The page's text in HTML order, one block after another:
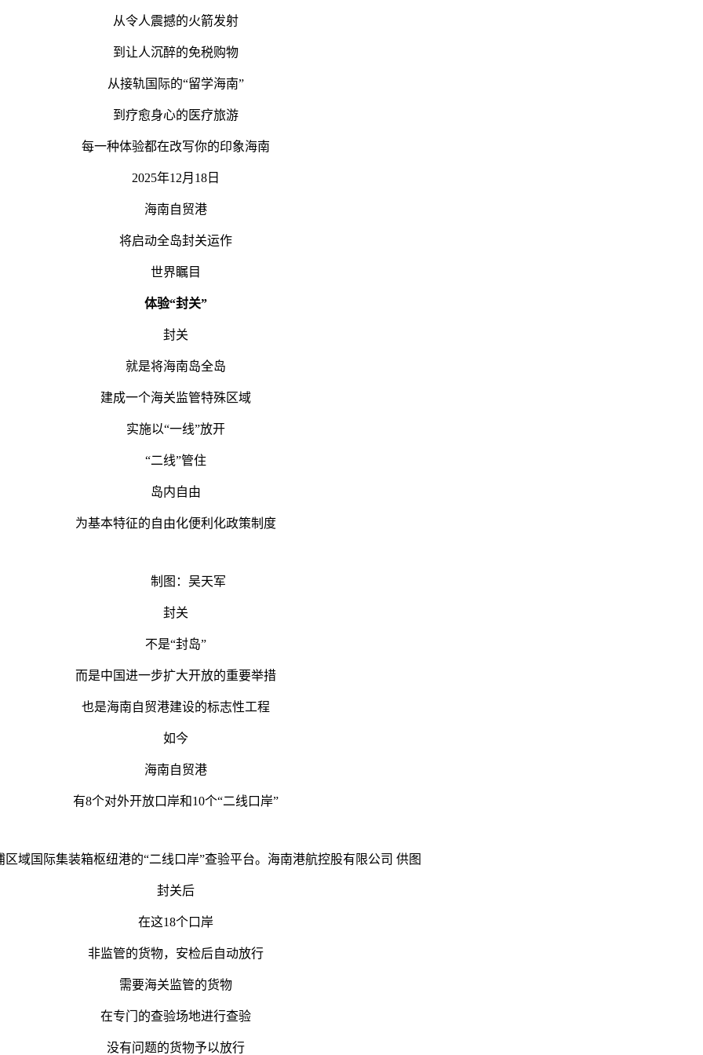
从令人震撼的火箭发射
到让人沉醉的免税购物
从接轨国际的“留学海南”
到疗愈身心的医疗旅游
每一种体验都在改写你的印象海南
2025年12月18日
海南自贸港
将启动全岛封关运作
世界瞩目
体验“封关”
封关
就是将海南岛全岛
建成一个海关监管特殊区域
实施以“一线”放开
“二线”管住
岛内自由
为基本特征的自由化便利化政策制度
制图：吴天军
封关
不是“封岛”
而是中国进一步扩大开放的重要举措
也是海南自贸港建设的标志性工程
如今
海南自贸港
有8个对外开放口岸和10个“二线口岸”
区域国际集装箱枢纽港的“二线口岸”查验平台。海南港航控股有限公司 供图
封关后
在这18个口岸
非监管的货物，安检后自动放行
需要海关监管的货物
在专门的查验场地进行查验
没有问题的货物予以放行